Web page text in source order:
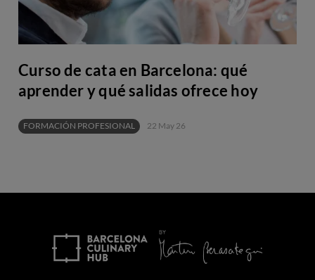
Curso de cata en Barcelona: qué
aprender y qué salidas ofrece hoy
FORMACIÓN PROFESIONAL 22 May 26